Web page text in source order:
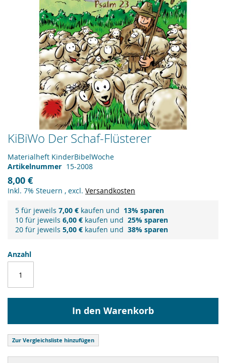
KiBiWo Der Schaf-Flüsterer
Materialheft KinderBibelWoche
Artikelnummer 15-2008
8,00 €
Inkl. 7% Steuern , excl. Versandkosten
5 für jeweils 7,00 € kaufen und 13% sparen
10 für jeweils 6,00 € kaufen und 25% sparen
20 für jeweils 5,00 € kaufen und 38% sparen
Anzahl
In den Warenkorb
Zur Vergleichsliste hinzufügen
Zum
Anfang
der
Bildergalerie
springen